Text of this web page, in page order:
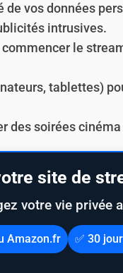
de vos données
intrusives.
le
tablettes)
des soirées
site de
votre vie privée
Amazon.fr ✅ 30